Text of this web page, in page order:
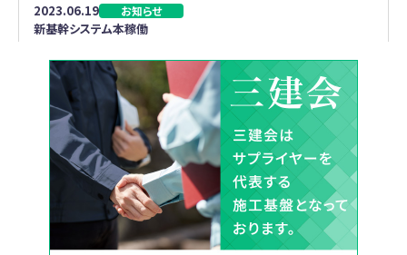
新基幹システム本稼働
2023.06.19 お知らせ
「ノルディーア北海道」に協賛しています。
2019.02.18 協賛
「ちば夢チャレンジ☆パスポート・プレジェクト2018」に協賛。
2018.06.01 協賛
基幹システム本稼働
2017.06.01 お知らせ